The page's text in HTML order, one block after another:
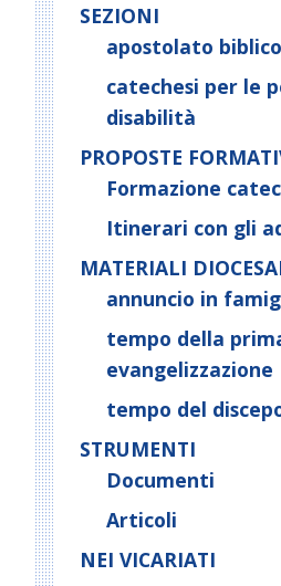
SEZIONI
apostolato biblico
catechesi per le
disabilità
PROPOSTE
Formazione
Itinerari con gli
MATERIALI
annuncio in
tempo della
evangelizzazione
tempo del
STRUMENTI
Documenti
Articoli
NEI VICARIATI